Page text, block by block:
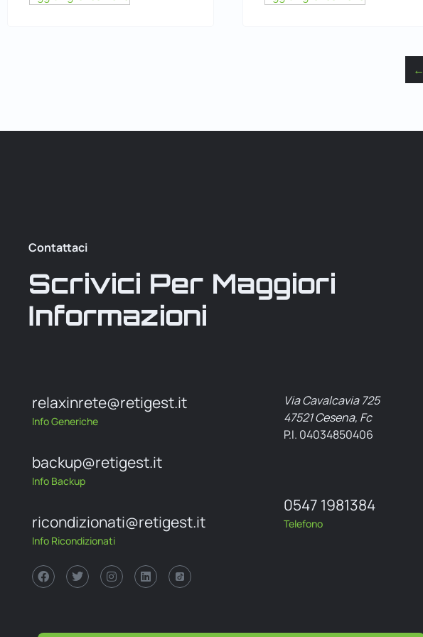
←
Contattaci
Scrivici Per Maggiori
Informazioni
relaxinrete@retigest.it
Info Generiche
backup@retigest.it
Info Backup
ricondizionati@retigest.it
Info Ricondizionati
Via Cavalcavia 725
47521 Cesena, Fc
P.I. 04034850406
0547 1981384
Telefono